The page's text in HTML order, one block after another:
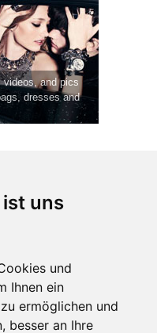
uns
und
Ihnen ein
ermöglichen und
besser an Ihre
videos, and pics
dresses and
ändern )